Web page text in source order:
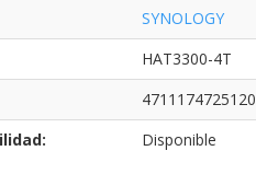
SYNOLOGY
HAT3300-4T
4711174725120
Disponible